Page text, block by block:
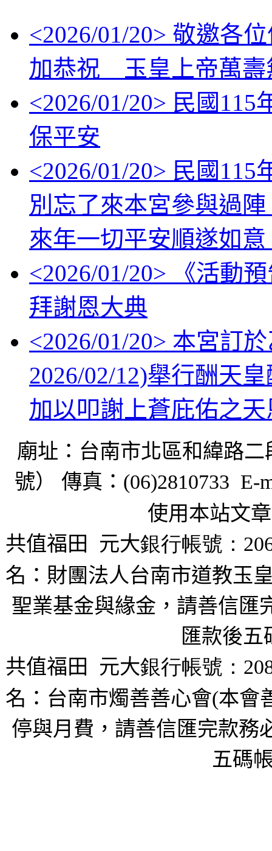
<2026/01/20> 敬邀各
加恭祝 玉皇上帝萬壽
<2026/01/20> 民國115
保平安
<2026/01/20> 民國115
別忘了來本宮參與過
來年一切平安順遂如
<2026/01/20> 《活動
拜謝恩大典
<2026/01/20> 本宮訂
2026/02/12)舉行酬天
加以叩謝上蒼庇佑之天
廟址：台南市北區和緯路二
號） 傳真： (06)2810733 E-
使用本站文
共值福田
元大銀行帳號：
名：財團法人台南市道教玉
聖業基金與緣金，請善信匯
匯款後五
共值福田
元大銀行帳號：
名：台南市燭善善心會(本會
停與月費，請善信匯完款務
五碼